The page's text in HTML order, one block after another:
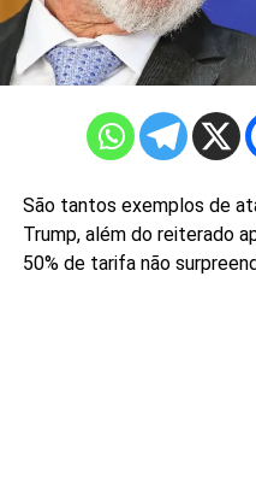
São tantos exemplos de
Trump, além do reiterado
50% de tarifa não